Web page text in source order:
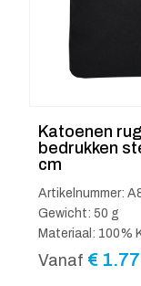
Katoenen
bedrukken
cm
Artikelnummer:
Gewicht: 50 g
Materiaal: 100%
Vanaf € 1.77